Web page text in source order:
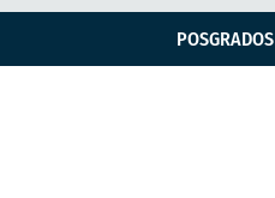
POSGRADOS